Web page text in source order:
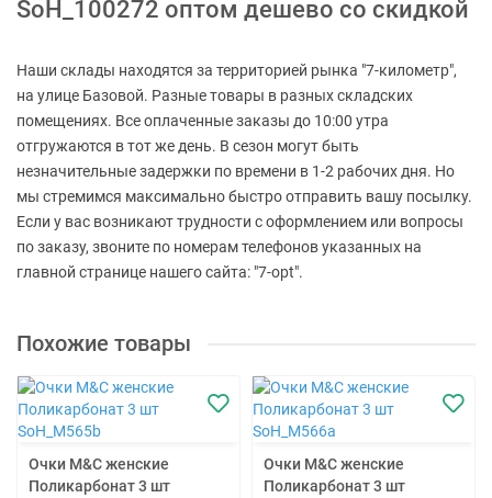
SoH_100272 оптом дешево со скидкой
Наши склады находятся за территорией рынка "7-километр",
на улице Базовой. Разные товары в разных складских
помещениях. Все оплаченные заказы до 10:00 утра
отгружаются в тот же день. В сезон могут быть
незначительные задержки по времени в 1-2 рабочих дня. Но
мы стремимся максимально быстро отправить вашу посылку.
Если у вас возникают трудности с оформлением или вопросы
по заказу, звоните по номерам телефонов указанных на
главной странице нашего сайта: "7-opt".
Похожие товары
Очки M&C женские
Поликарбонат 3 шт
Очки M&C женские
Поликарбонат 3 шт